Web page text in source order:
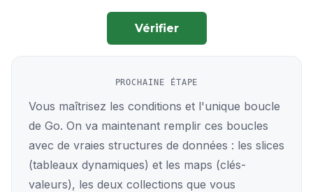
Vérifier
PROCHAINE ÉTAPE
Vous maîtrisez les conditions et l'unique boucle
de Go. On va maintenant remplir ces boucles
avec de vraies structures de données : les slices
(tableaux dynamiques) et les maps (clés-
valeurs), les deux collections que vous